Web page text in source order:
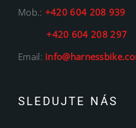
Mob.: +420 604 208 939
+420 604 208 297
Email:
SLEDUJTE NÁS